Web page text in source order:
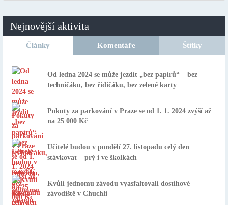
Nejnovější aktivita
Články Komentáře Štítky
Od ledna 2024 se může jezdit „bez papírů“ – bez
techničáku, bez řidičáku, bez zelené karty
Pokuty za parkování v Praze se od 1. 1. 2024 zvýší až
na 25 000 Kč
Učitelé budou v pondělí 27. listopadu celý den
stávkovat – prý i ve školkách
Kvůli jednomu závodu vyasfaltovali dostihové
závodiště v Chuchli